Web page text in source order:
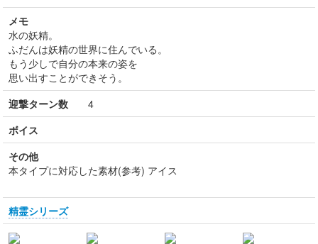
メモ
水の妖精。
ふだんは妖精の世界に住んでいる。
もう少しで自分の本来の姿を
思い出すことができそう。
迎撃ターン数 4
ボイス
その他
本タイプに対応した素材(参考) アイス
精霊シリーズ